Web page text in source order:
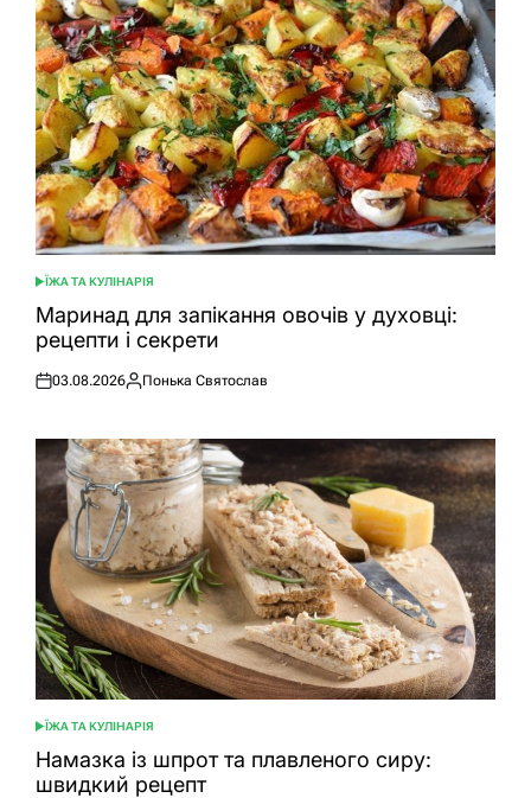
ОПУБЛІКУВАТИ
У
ЇЖА ТА КУЛІНАРІЯ
Маринад для запікання овочів у духовці:
рецепти і секрети
Оприлюднено
03.08.2026
Опубліковано
Понька Святослав
ОПУБЛІКУВАТИ
У
ЇЖА ТА КУЛІНАРІЯ
Намазка із шпрот та плавленого сиру:
швидкий рецепт